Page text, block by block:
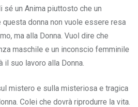
sé un Anima piuttosto che un
questa donna non vuole essere resa
ma alla Donna. Vuol dire che
maschile e un inconscio femminile
il suo lavoro alla Donna.
mistero e sulla misteriosa e tragica
Colei che dovrà riprodurre la vita.